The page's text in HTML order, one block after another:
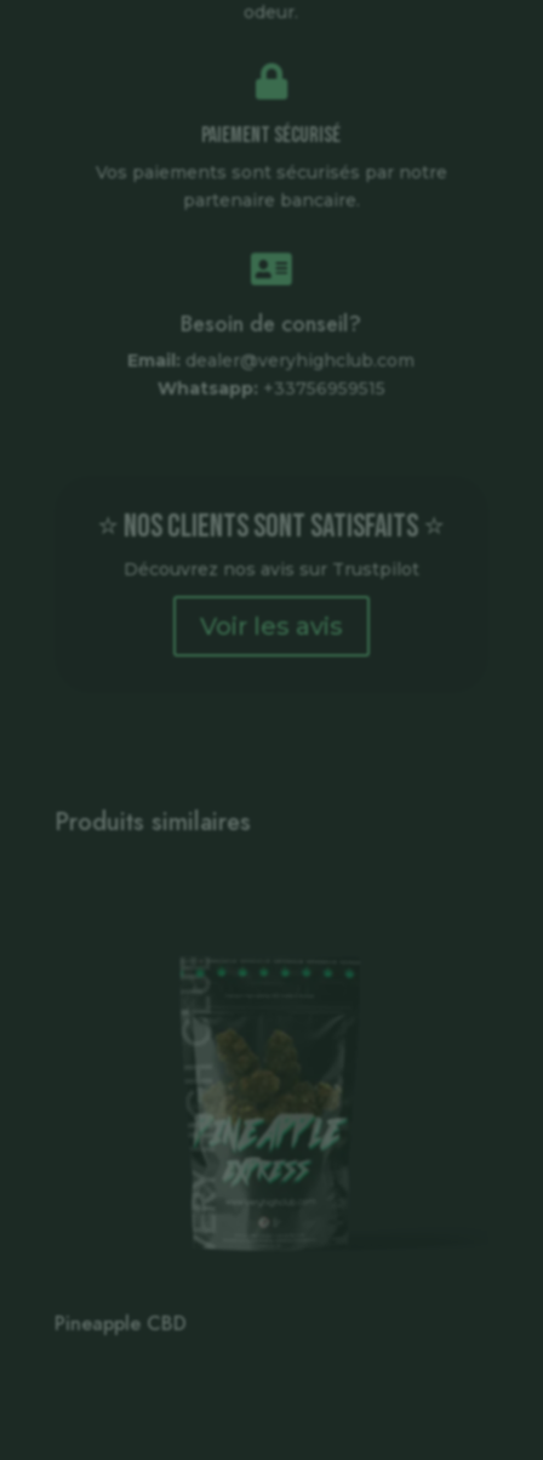
odeur.

Paiement sécurisé
Vos paiements sont sécurisés par notre
partenaire bancaire.

Besoin de conseil?
Email: dealer@veryhighclub.com
Whatsapp: +33756959515
⭐ Nos clients sont satisfaits ⭐
Découvrez nos avis sur Trustpilot
Voir les avis
Produits similaires
Pineapple CBD